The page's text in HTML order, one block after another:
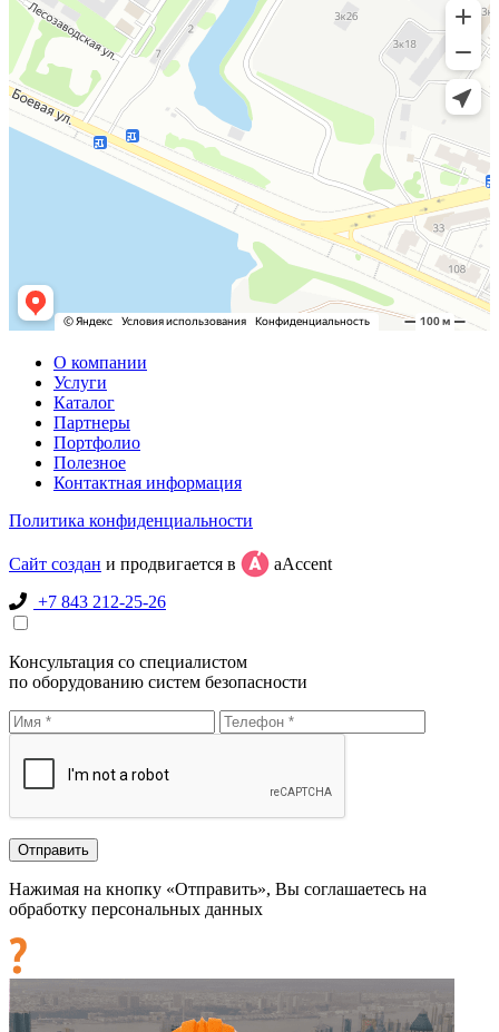
О компании
Услуги
Каталог
Партнеры
Портфолио
Полезное
Контактная информация
Политика конфиденциальности
Сайт создан и продвигается в
aAccent
+7 843 212-25-26
Консультация со специалистом
по оборудованию систем безопасности
Нажимая на кнопку «Отправить», Вы соглашаетесь на
обработку персональных данных